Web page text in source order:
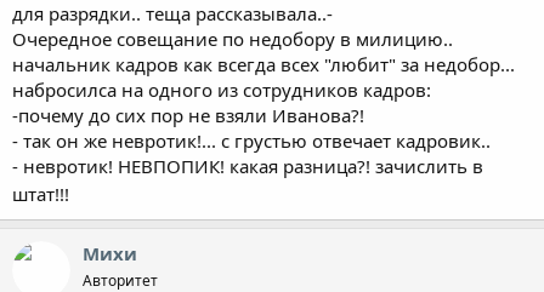
для разрядки.. теща рассказывала..-
Очередное совещание по недобору в милицию..
начальник кадров как всегда всех "любит" за недобор...
набросилса на одного из сотрудников кадров:
-почему до сих пор не взяли Иванова?!
- так он же невротик!... с грустью отвечает кадровик..
- невротик! НЕВПОПИК! какая разница?! зачислить в
штат!!!
Михи
Авторитет